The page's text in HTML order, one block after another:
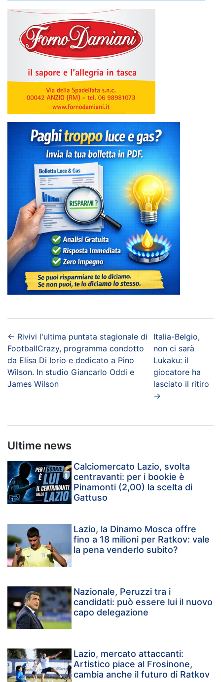
← Rivivi l'ultima puntata stagionale di
FootballCrazy, programma condotto
da Elisa Di Iorio e dedicato a Pino
Wilson. In studio Giancarlo Oddi e
James Wilson
Italia-Belgio,
non ci sarà
Lukaku: il
giocatore ha
lasciato il ritiro
→
Ultime news
Calciomercato Lazio, svolta
centravanti: per i bookie è
Pinamonti (2,00) la scelta di
Gattuso
Lazio, la Dinamo Mosca offre
fino a 18 milioni per Ratkov: vale
la pena venderlo subito?
Nazionale, Peruzzi tra i
candidati: può essere lui il nuovo
capo delegazione
Lazio, mercato attaccanti:
Artistico piace al Frosinone,
cambia anche il futuro di Ratkov